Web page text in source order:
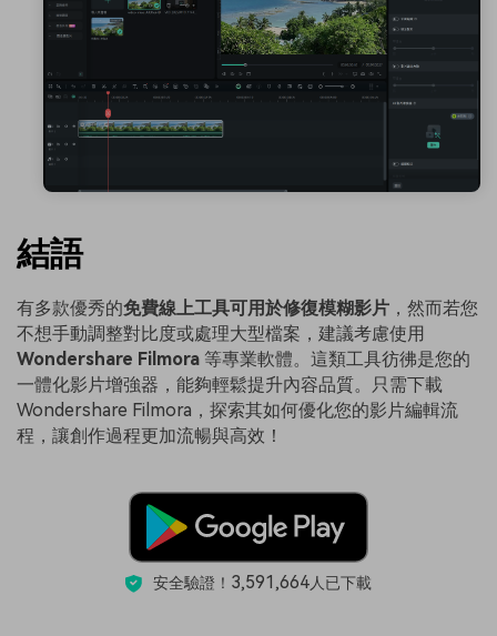
結語
有多款優秀的免費線上工具可用於修復模糊影片 ，然而若您
不想手動調整對比度或處理大型檔案，建議考慮使用
Wondershare Filmora 等專業軟體。這類工具彷彿是您的
一體化影片增強器，能夠輕鬆提升內容品質。只需下載
Wondershare Filmora，探索其如何優化您的影片編輯流
程，讓創作過程更加流暢與高效！
安全驗證！ 3,591,664人已下載